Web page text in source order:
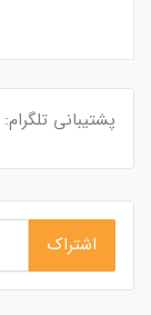
پشتیبانی تلگرام: